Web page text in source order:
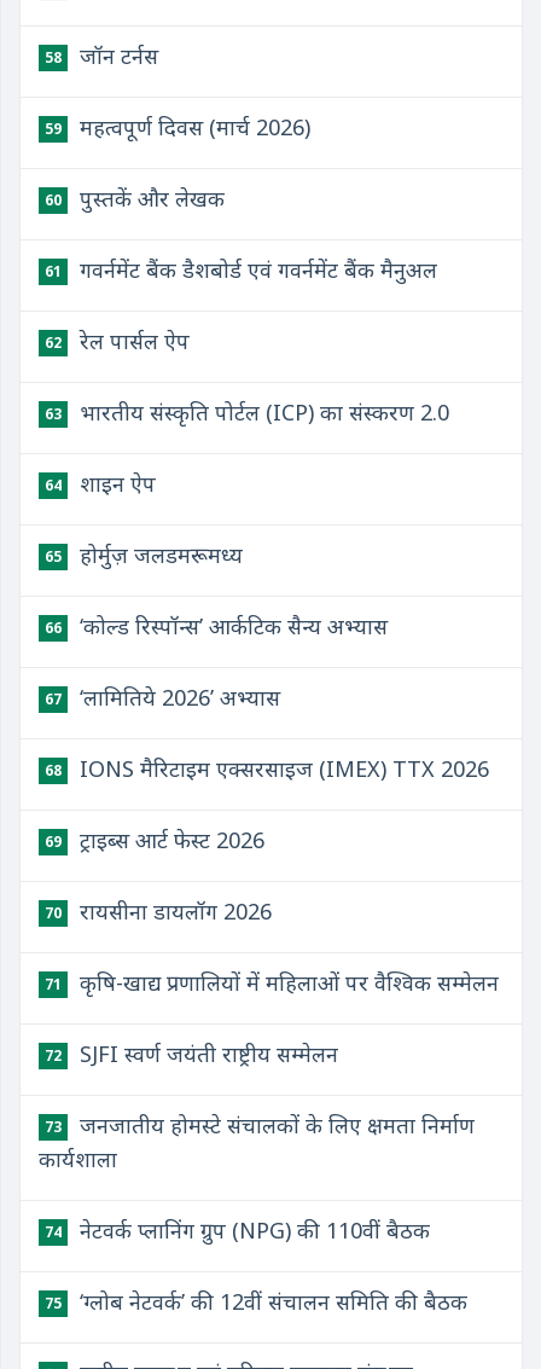
58 जॉन टर्नस
59 महत्वपूर्ण दिवस (मार्च 2026)
60 पुस्तकें और लेखक
61 गवर्नमेंट बैंक डैशबोर्ड एवं गवर्नमेंट बैंक मैनुअल
62 रेल पार्सल ऐप
63 भारतीय संस्कृति पोर्टल (ICP) का संस्करण 2.0
64 शाइन ऐप
65 होर्मुज़ जलडमरूमध्य
66 ‘कोल्ड रिस्पॉन्स’ आर्कटिक सैन्य अभ्यास
67 ‘लामितिये 2026’ अभ्यास
68 IONS मैरिटाइम एक्सरसाइज (IMEX) TTX 2026
69 ट्राइब्स आर्ट फेस्ट 2026
70 रायसीना डायलॉग 2026
71 कृषि-खाद्य प्रणालियों में महिलाओं पर वैश्विक सम्मेलन
72 SJFI स्वर्ण जयंती राष्ट्रीय सम्मेलन
73
जनजातीय होमस्टे संचालकों के लिए क्षमता निर्माण
कार्यशाला
74 नेटवर्क प्लानिंग ग्रुप (NPG) की 110वीं बैठक
75 ‘ग्लोब नेटवर्क’ की 12वीं संचालन समिति की बैठक